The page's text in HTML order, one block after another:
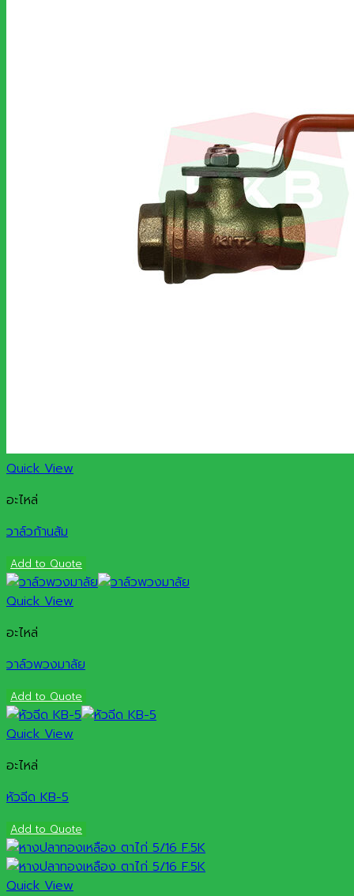
Quick View
อะไหล่
วาล์วก้านส้ม
Add to Quote
Quick View
อะไหล่
วาล์วพวงมาลัย
Add to Quote
Quick View
อะไหล่
หัวฉีด KB-5
Add to Quote
Quick View